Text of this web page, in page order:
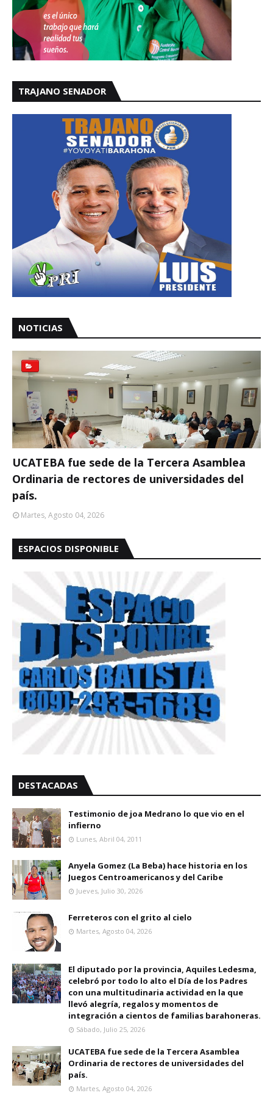
TRAJANO SENADOR
NOTICIAS
UCATEBA fue sede de la Tercera Asamblea
Ordinaria de rectores de universidades del
país.
Martes, Agosto 04, 2026
ESPACIOS DISPONIBLE
DESTACADAS
Testimonio de joa Medrano lo que vio en el
infierno
Lunes, Abril 04, 2011
Anyela Gomez (La Beba) hace historia en los
Juegos Centroamericanos y del Caribe
Jueves, Julio 30, 2026
Ferreteros con el grito al cielo
Martes, Agosto 04, 2026
El diputado por la provincia, Aquiles Ledesma,
celebró por todo lo alto el Día de los Padres
con una multitudinaria actividad en la que
llevó alegría, regalos y momentos de
integración a cientos de familias barahoneras.
Sábado, Julio 25, 2026
UCATEBA fue sede de la Tercera Asamblea
Ordinaria de rectores de universidades del
país.
Martes, Agosto 04, 2026